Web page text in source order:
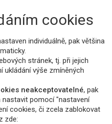
cookies
individuálně, pak většina
stránek, tj. při jejich
ukládání výše zmíněných
neakceptovatelné, pak
pomocí "nastavení
cookies, či zcela zablokovat
zde: